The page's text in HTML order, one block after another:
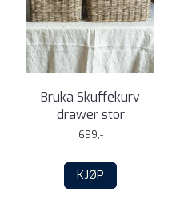
Bruka Skuffekurv
drawer stor
699,-
KJØP